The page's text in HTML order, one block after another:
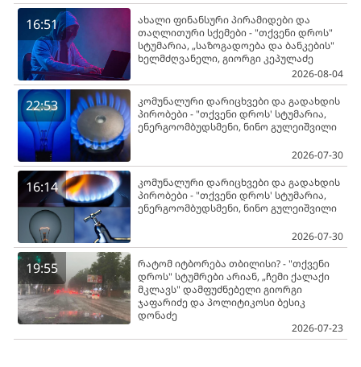
16:51
ახალი ფინანსური პირამიდები და
თაღლითური სქემები - "თქვენი დროს"
სტუმარია, „საზოგადოება და ბანკების"
ხელმძღვანელი, გიორგი კეპულაძე
2026-08-04
22:53
კომუნალური დარიცხვები და გადახდის
პირობები - "თქვენი დროს' სტუმარია,
ენერგოომბუდსმენი, ნინო გულეიშვილი
2026-07-30
16:14
კომუნალური დარიცხვები და გადახდის
პირობები - "თქვენი დროს' სტუმარია,
ენერგოომბუდსმენი, ნინო გულეიშვილი
2026-07-30
19:55
რატომ იტბორება თბილისი? - "თქვენი
დროს" სტუმრები არიან, „ჩემი ქალაქი
მკლავს" დამფუძნებელი გიორგი
ჯაფარიძე და პოლიტიკოსი ბესიკ
დონაძე
2026-07-23